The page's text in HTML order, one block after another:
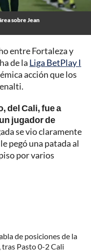
sobre Jean
entre Fortaleza y
de la Liga BetPlay I
acción que los
del Cali, fue a
jugador de
se vio claramente
pegó una patada al
por varios
de posiciones de la
Pasto 0-2 Cali